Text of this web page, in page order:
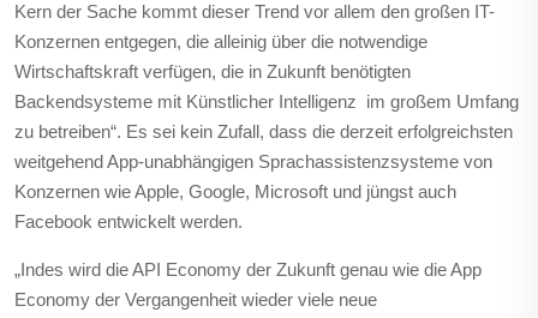
Kern der Sache kommt dieser Trend vor allem den großen IT-
Konzernen entgegen, die alleinig über die notwendige
Wirtschaftskraft verfügen, die in Zukunft benötigten
Backendsysteme mit Künstlicher Intelligenz im großem Umfang
zu betreiben“. Es sei kein Zufall, dass die derzeit erfolgreichsten
weitgehend App-unabhängigen Sprachassistenzsysteme von
Konzernen wie Apple, Google, Microsoft und jüngst auch
Facebook entwickelt werden.
„Indes wird die API Economy der Zukunft genau wie die App
Economy der Vergangenheit wieder viele neue